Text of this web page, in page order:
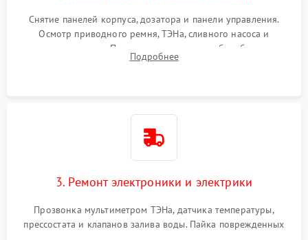
Снятие панелей корпуса, дозатора и панели управления.
Осмотр приводного ремня, ТЭНа, сливного насоса и
амортизаторов. Проверка подшипников барабана и
крестовины на износ, а манжеты люка на разрывы.
Подробнее
3. Ремонт электроники и электрики
Прозвонка мультиметром ТЭНа, датчика температуры,
прессостата и клапанов залива воды. Пайка поврежденных